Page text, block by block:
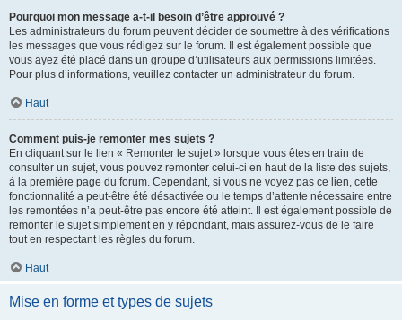
Pourquoi mon message a-t-il besoin d’être approuvé ?
Les administrateurs du forum peuvent décider de soumettre à des vérifications
les messages que vous rédigez sur le forum. Il est également possible que
vous ayez été placé dans un groupe d’utilisateurs aux permissions limitées.
Pour plus d’informations, veuillez contacter un administrateur du forum.
Haut
Comment puis-je remonter mes sujets ?
En cliquant sur le lien « Remonter le sujet » lorsque vous êtes en train de
consulter un sujet, vous pouvez remonter celui-ci en haut de la liste des sujets,
à la première page du forum. Cependant, si vous ne voyez pas ce lien, cette
fonctionnalité a peut-être été désactivée ou le temps d’attente nécessaire entre
les remontées n’a peut-être pas encore été atteint. Il est également possible de
remonter le sujet simplement en y répondant, mais assurez-vous de le faire
tout en respectant les règles du forum.
Haut
Mise en forme et types de sujets